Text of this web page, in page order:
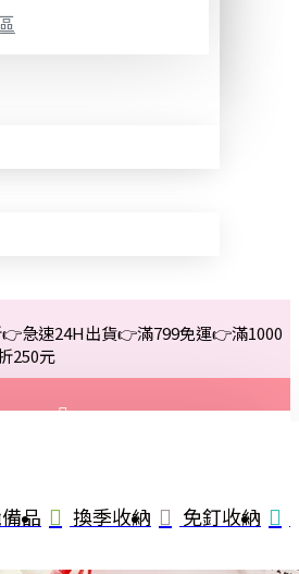
急速24H出貨👉滿799免運👉滿1000
250元
註冊
品 換季收納 免釘收納